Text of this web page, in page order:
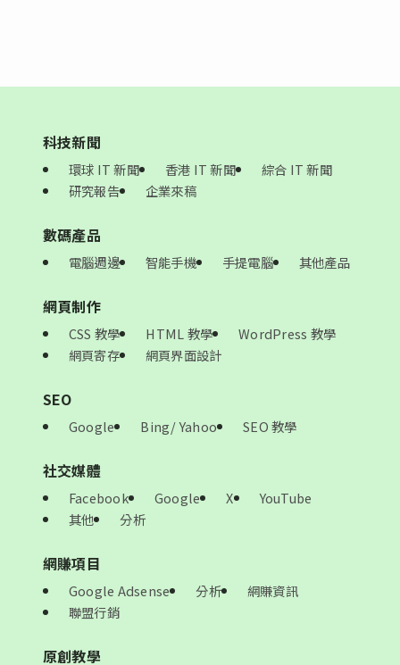
科技新聞
環球 IT 新聞 香港 IT 新聞
綜合 IT 新聞
研究報告
企業來稿
數碼產品
電腦週邊 智能手機 手提電腦 其他產品
網頁制作
CSS 教學 HTML 教學
WordPress 教學
網頁寄存
網頁界面設計
SEO
Google Bing/ Yahoo SEO 教學
社交媒體
Facebook Google X
YouTube
其他
分析
網賺項目
Google Adsense 分析
網賺資訊
聯盟行銷
原創教學